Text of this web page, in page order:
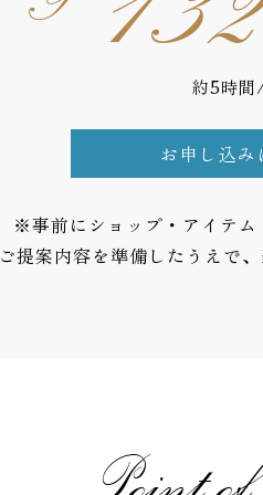
約5時
お申し込み
※事前にショップ・アイテム
提案内容を準備したうえで